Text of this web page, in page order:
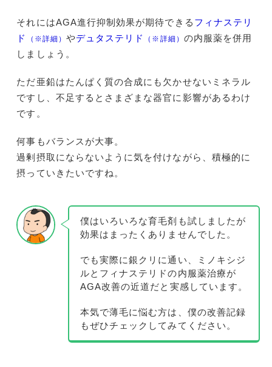
それにはAGA進行抑制効果が期待できる フィナステリ
ド
（※詳細） やデュタステリド （※詳細） の内服薬を併用
しましょう。
ただ亜鉛はたんぱく質の合成にも欠かせないミネラル
ですし、不足するとさまざまな器官に影響があるわけ
です。
何事もバランスが大事。
過剰摂取にならないように気を付けながら、積極的に
摂っていきたいですね。
僕はいろいろな育毛剤も試しましたが
効果はまったくありませんでした。
でも実際に銀クリに通い、ミノキシジ
ルとフィナステリドの内服薬治療が
AGA改善の近道だと実感しています。
本気で薄毛に悩む方は、僕の改善記録
もぜひチェックしてみてください。